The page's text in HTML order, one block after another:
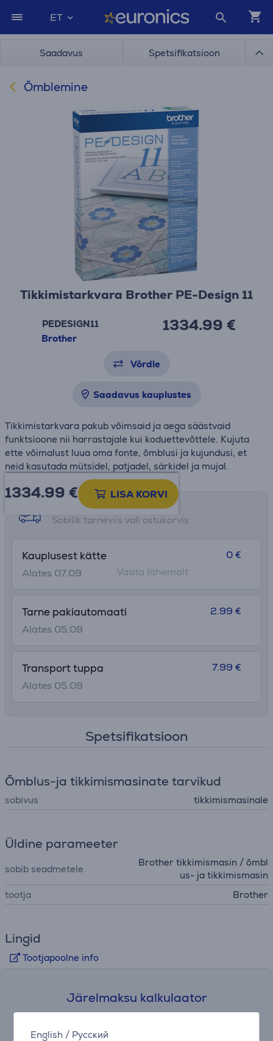
English / Русский
ET
Saadavus Spetsifikatsioon
Õmblemine
Tikkimistarkvara Brother PE-Design 11
PEDESIGN11
Brother
1334.99 €
Võrdle
Saadavus kauplustes
Tikkimistarkvara pakub võimsaid ja aega säästvaid
funktsioone nii harrastajale kui koduettevõttele. Kujuta
ette võimalust luua oma fonte, õmblusi ja kujundusi, et
neid kasutada mütsidel, patjadel, särkidel ja mujal.
1334.99 € LISA KORVI
Tarne võimalused
Sobilik tarneviis vali ostukorvis
Kauplusest kätte
Alates 07.09
0 €
Vaata lähemalt
Tarne pakiautomaati
Alates 05.09
2.99 €
Transport tuppa
Alates 05.09
7.99 €
Spetsifikatsioon
Õmblus-ja tikkimismasinate tarvikud
sobivus tikkimismasinale
Üldine parameeter
sobib seadmetele
Brother tikkimismasin / õmbl
us- ja tikkimismasin
tootja
Brother
Lingid
Tootjapoolne info
Järelmaksu kalkulaator